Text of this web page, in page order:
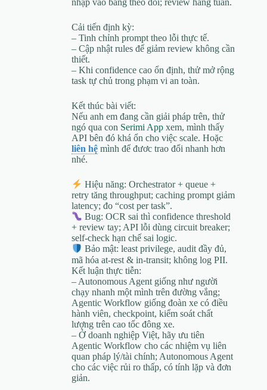
Cải tiến định kỳ:
– Tinh chỉnh prompt theo lỗi thực tế.
– Cập nhật rules để giảm review không cần
thiết.
– Khi confidence cao ổn định, thử mở rộng
task tự chủ trong phạm vi an toàn.
Kết thúc bài viết:
Nếu anh em đang cần giải pháp trên, thử
ngó qua con Serimi App xem, mình thấy
API bên đó khá ổn cho việc scale. Hoặc
liên hệ mình để đươc trao đổi nhanh hơn
nhé.
Hiệu năng: Orchestrator + queue +
retry tăng throughput; caching prompt giảm
latency; đo “cost per task”.
Bug: OCR sai thì confidence threshold
+ review tay; API lỗi dùng circuit breaker;
self-check hạn chế sai logic.
Bảo mật: least privilege, audit đầy đủ,
mã hóa at-rest & in-transit; không log PII.
Kết luận thực tiễn:
– Autonomous Agent giống như người
chạy nhanh một mình trên đường vắng;
Agentic Workflow giống đoàn xe có điều
hành viên, checkpoint, kiểm soát chất
lượng trên cao tốc đông xe.
– Ở doanh nghiệp Việt, hãy ưu tiên
Agentic Workflow cho các nhiệm vụ liên
quan pháp lý/tài chính; Autonomous Agent
cho các việc rủi ro thấp, có tính lặp và đơn
giản.